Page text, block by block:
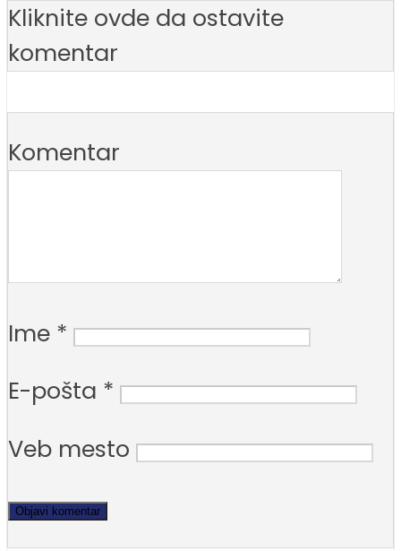
Kliknite ovde da ostavite
komentar
Komentar
Ime *
E-pošta *
Veb mesto